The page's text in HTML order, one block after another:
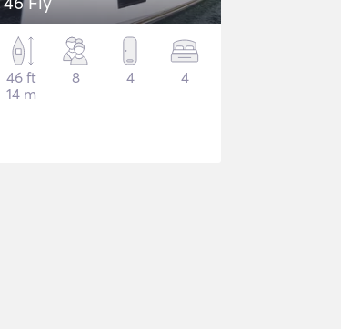
46 ft
14 m
8 4 4